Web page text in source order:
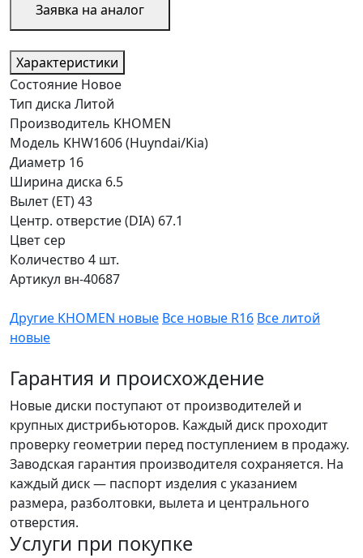
Заявка на аналог
Характеристики
Состояние Новое
Тип диска Литой
Производитель KHOMEN
Модель KHW1606 (Huyndai/Kia)
Диаметр 16
Ширина диска 6.5
Вылет (ET)43
Центр. отверстие (DIA) 67.1
Цвет сер
Количество 4 шт.
Артикул вн-40687
Другие KHOMEN новые Все новые R16 Все литой
новые
Гарантия и происхождение
Новые диски поступают от производителей и
крупных дистрибьюторов. Каждый диск проходит
проверку геометрии перед поступлением в продажу.
Заводская гарантия производителя сохраняется. На
каждый диск — паспорт изделия с указанием
размера, разболтовки, вылета и центрального
отверстия.
Услуги при покупке